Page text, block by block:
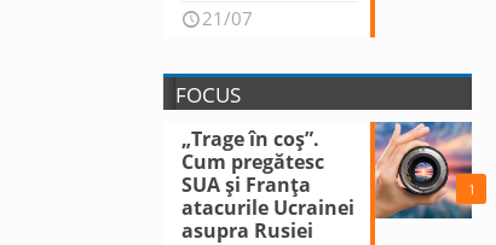
21/07
FOCUS
1
„Trage în coș”.
Cum pregătesc
SUA și Franța
atacurile Ucrainei
asupra Rusiei